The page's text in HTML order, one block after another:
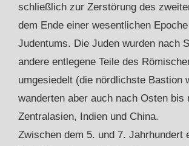
schließlich zur Zerstörung des
dem Ende einer wesentlichen
Judentums. Die Juden wurden nach
andere entlegene Teile des
umgesiedelt (die nördlichste Bastion
wanderten aber auch nach Osten bis
Zentralasien, Indien und China.
Zwischen dem 5. und 7. Jahrhundert